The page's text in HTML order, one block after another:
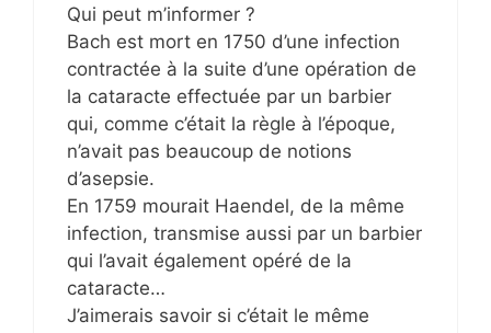
Qui peut m’informer ?
Bach est mort en 1750 d’une infection
contractée à la suite d’une opération de
la cataracte effectuée par un barbier
qui, comme c’était la règle à l’époque,
n’avait pas beaucoup de notions
d’asepsie.
En 1759 mourait Haendel, de la même
infection, transmise aussi par un barbier
qui l’avait également opéré de la
cataracte…
J’aimerais savoir si c’était le même